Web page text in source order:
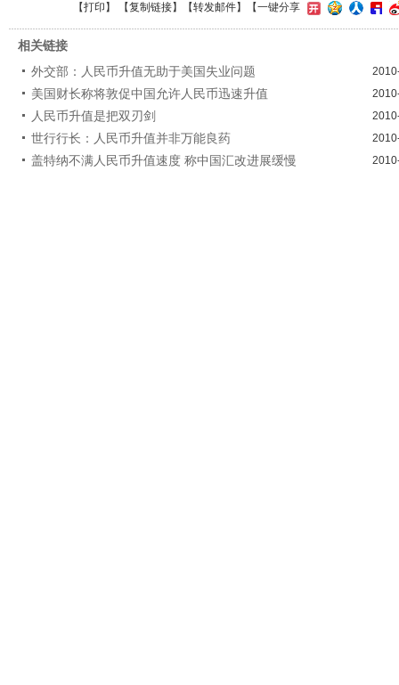
【打印 】 【复制链接】【转发邮件】 【一键分享
相关链接
外交部：人民币升值无助于美国失业问题
美国财长称将敦促中国允许人民币迅速升值
人民币升值是把双刃剑
世行行长：人民币升值并非万能良药
盖特纳不满人民币升值速度 称中国汇改进展缓慢